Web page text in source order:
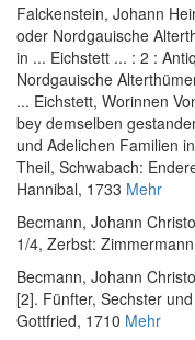
Falckenstein, Johann
oder Nordgauische
in ... Eichstett ... : 2 :
Nordgauische
... Eichstett, Worinnen
bey demselben
und Adelichen Familien
Theil, Schwabach:
Hannibal, 1733 Mehr
Becmann, Johann
1/4, Zerbst:
Becmann, Johann
[2]. Fünfter, Sechster
Gottfried, 1710 Mehr